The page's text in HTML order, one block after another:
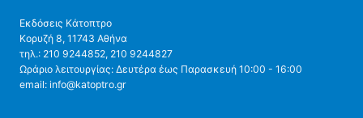
Εκδόσεις Κάτοπτρο
Κορυζή 8, 11743 Αθήνα
τηλ.: 210 9244852, 210 9244827
Ωράριο λειτουργίας: Δευτέρα έως Παρασκευή 10:00 - 16:00
email: info@katoptro.gr